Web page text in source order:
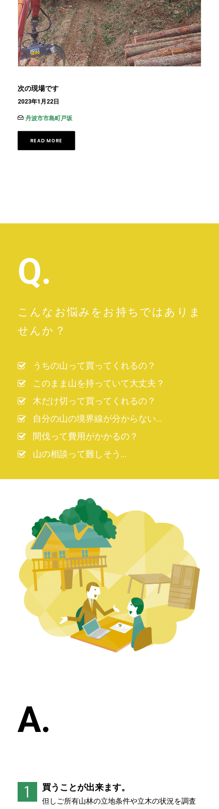
次の現場です
2023年1月22日
丹波市市島町戸坂
READ MORE
Q.
こんなお悩みをお持ちではありま
せんか？
うちの山って買ってくれるの？
このまま山を持っていて大丈夫？
木だけ切って買ってくれるの？
自分の山の境界線が分からない…
間伐って費用がかかるの？
山の相談って難しそう…
A.
買うことが出来ます。
但しご所有山林の立地条件や立木の状況を調査